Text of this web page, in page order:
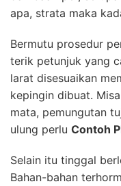
apa, strata maka
Bermutu prosedur
terik petunjuk yang
larat disesuaikan
kepingin dibuat.
mata, pemungutan
ulung perlu Contoh
Selain itu tinggal
Bahan-bahan